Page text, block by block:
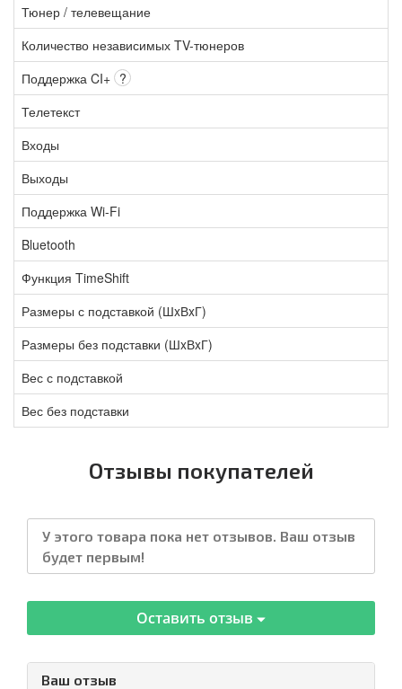
Тюнер / телевещание
Количество независимых TV-тюнеров
Поддержка CI+ ?
Телетекст
Входы
Выходы
Поддержка Wi-Fi
Bluetooth
Функция TimeShift
Размеры с подставкой (ШxВxГ)
Размеры без подставки (ШxВxГ)
Вес с подставкой
Вес без подставки
Отзывы покупателей
У этого товара пока нет отзывов. Ваш отзыв
будет первым!
Оставить отзыв
Ваш отзыв